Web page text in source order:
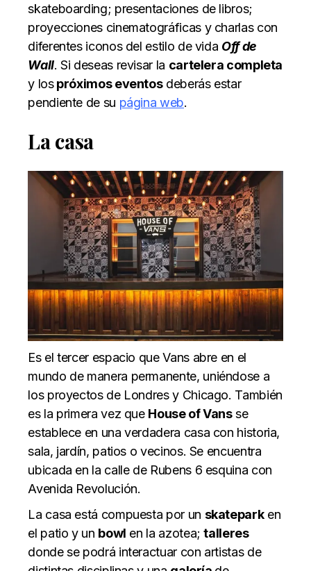
skateboarding; presentaciones de libros;
proyecciones cinematográficas y charlas con
diferentes iconos del estilo de vida Off de
Wall. Si deseas revisar la cartelera completa
y lospróximos eventosdeberás estar
pendiente de su página web.
La casa
Es el tercer espacio que Vans abre en el
mundo de manera permanente, uniéndose a
los proyectos de Londres y Chicago. También
es la primera vez que House of Vansse
establece en una verdadera casa con historia,
sala, jardín, patios o vecinos. Se encuentra
ubicada en la calle de Rubens 6 esquina con
Avenida Revolución.
La casa está compuesta por un skateparken
el patio y un bowl en la azotea;talleres
donde se podrá interactuar con artistas de